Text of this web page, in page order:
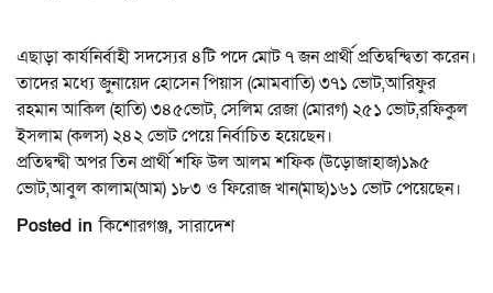
এছাড়া কার্যনির্বাহী সদস্যের ৪টি পদে মোট ৭ জন প্রার্থী প্রতিদ্বন্দ্বিতা করেন।
তাদের মধ্যে জুনায়েদ হোসেন পিয়াস (মোমবাতি) ৩৭১ ভোট,আরিফুর
রহমান আকিল (হাতি) ৩৪৫ভোট, সেলিম রেজা (মোরগ) ২৫১ ভোট,রফিকুল
ইসলাম (কলস) ২৪২ ভোট পেয়ে নির্বাচিত হয়েছেন।
প্রতিদ্বন্দ্বী অপর তিন প্রার্থী শফি উল আলম শফিক (উড়োজাহাজ)১৯৫
ভোট,আবুল কালাম(আম) ১৮৩ ও ফিরোজ খান(মাছ)১৬১ ভোট পেয়েছেন।
Posted inকিশোরগঞ্জ,সারাদেশ